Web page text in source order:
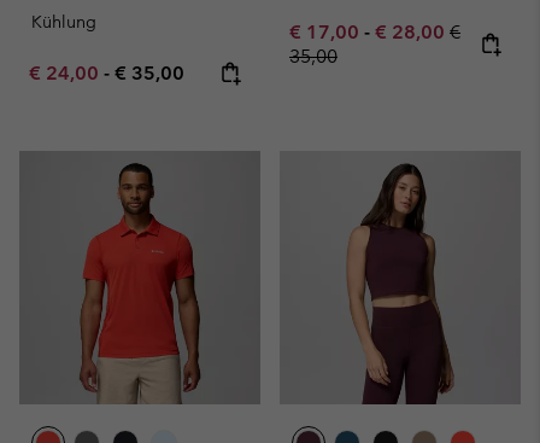
Kühlung
Minimum sale price:
€ 24,00 - Maximum price:
€ 35,00
Minimum sale price:
€ 17,00 - Maximum sale
€ 28,00 Regular
€
35,00